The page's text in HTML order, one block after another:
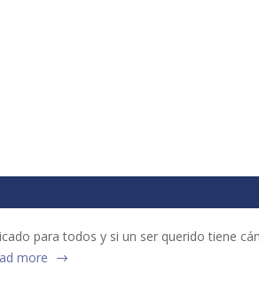
para todos y si un ser querido tiene
more